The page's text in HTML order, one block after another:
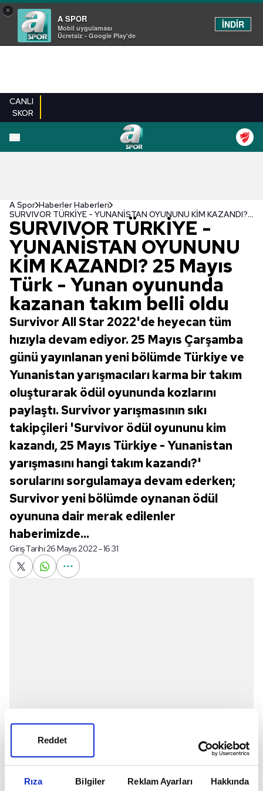
Rıza Bilgiler Reklam Ayarları Hakkında
Reddet
×
A SPOR
Mobil uygulaması
Ücretsiz - Google Play'de
İNDİR
CANLI
SKOR
A Spor Haberler Haberleri
SURVIVOR TÜRKİYE - YUNANİSTAN OYUNUNU KİM KAZANDI? 25 Mayıs Türk - Yunan oyununda kazanan takım belli oldu
SURVIVOR TÜRKİYE -
YUNANİSTAN OYUNUNU
KİM KAZANDI? 25 Mayıs
Türk - Yunan oyununda
kazanan takım belli oldu
Survivor All Star 2022'de heyecan tüm
hızıyla devam ediyor. 25 Mayıs Çarşamba
günü yayınlanan yeni bölümde Türkiye ve
Yunanistan yarışmacıları karma bir takım
oluşturarak ödül oyununda kozlarını
paylaştı. Survivor yarışmasının sıkı
takipçileri 'Survivor ödül oyununu kim
kazandı, 25 Mayıs Türkiye - Yunanistan
yarışmasını hangi takım kazandı?'
sorularını sorgulamaya devam ederken;
Survivor yeni bölümde oynanan ödül
oyununa dair merak edilenler
haberimizde...
Giriş Tarihi:26 Mayıs 2022 - 16:31
Survivor All Star'da ödül oyunu nefes kesti. 25 Mayıs